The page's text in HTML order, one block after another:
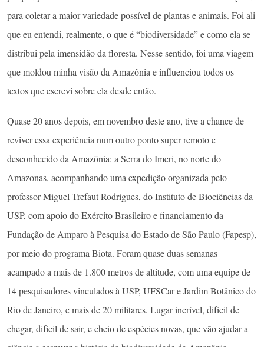
para coletar a maior variedade possível de plantas e animais. Foi ali
que eu entendi, realmente, o que é “biodiversidade” e como ela se
distribui pela imensidão da floresta. Nesse sentido, foi uma viagem
que moldou minha visão da Amazônia e influenciou todos os
textos que escrevi sobre ela desde então.
Quase 20 anos depois, em novembro deste ano, tive a chance de
reviver essa experiência num outro ponto super remoto e
desconhecido da Amazônia: a Serra do Imeri, no norte do
Amazonas, acompanhando uma expedição organizada pelo
professor Miguel Trefaut Rodrigues, do Instituto de Biociências da
USP, com apoio do Exército Brasileiro e financiamento da
Fundação de Amparo à Pesquisa do Estado de São Paulo (Fapesp),
por meio do programa Biota. Foram quase duas semanas
acampado a mais de 1.800 metros de altitude, com uma equipe de
14 pesquisadores vinculados à USP, UFSCar e Jardim Botânico do
Rio de Janeiro, e mais de 20 militares. Lugar incrível, difícil de
chegar, difícil de sair, e cheio de espécies novas, que vão ajudar a